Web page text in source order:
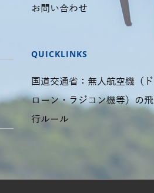
お問い合わせ
QUICKLINKS
国道交通省：無人航空機（ド
ローン・ラジコン機等）の飛
行ルール